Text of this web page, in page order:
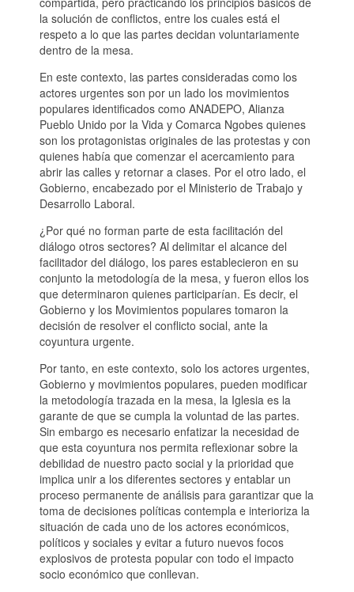
la solución de conflictos, entre los cuales está el
respeto a lo que las partes decidan voluntariamente
dentro de la mesa.
En este contexto, las partes consideradas como los
actores urgentes son por un lado los movimientos
populares identificados como ANADEPO, Alianza
Pueblo Unido por la Vida y Comarca Ngobes quienes
son los protagonistas originales de las protestas y con
quienes había que comenzar el acercamiento para
abrir las calles y retornar a clases. Por el otro lado, el
Gobierno, encabezado por el Ministerio de Trabajo y
Desarrollo Laboral.
¿Por qué no forman parte de esta facilitación del
diálogo otros sectores? Al delimitar el alcance del
facilitador del diálogo, los pares establecieron en su
conjunto la metodología de la mesa, y fueron ellos los
que determinaron quienes participarían. Es decir, el
Gobierno y los Movimientos populares tomaron la
decisión de resolver el conflicto social, ante la
coyuntura urgente.
Por tanto, en este contexto, solo los actores urgentes,
Gobierno y movimientos populares, pueden modificar
la metodología trazada en la mesa, la Iglesia es la
garante de que se cumpla la voluntad de las partes.
Sin embargo es necesario enfatizar la necesidad de
que esta coyuntura nos permita reflexionar sobre la
debilidad de nuestro pacto social y la prioridad que
implica unir a los diferentes sectores y entablar un
proceso permanente de análisis para garantizar que la
toma de decisiones políticas contempla e interioriza la
situación de cada uno de los actores económicos,
políticos y sociales y evitar a futuro nuevos focos
explosivos de protesta popular con todo el impacto
socio económico que conllevan.